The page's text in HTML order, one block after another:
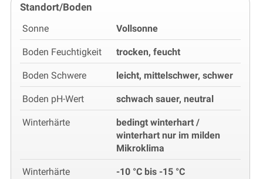
Standort/Boden
Sonne Vollsonne
Boden Feuchtigkeit trocken, feucht
Boden Schwere leicht, mittelschwer, schwer
Boden pH-Wert schwach sauer, neutral
Winterhärte
bedingt winterhart /
winterhart nur im milden
Mikroklima
Winterhärte
-10 °C bis -15 °C